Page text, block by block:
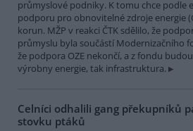
průmyslové podniky. K tomu chce podle
podporu pro obnovitelné zdroje energie
korun. MŽP v reakci ČTK sdělilo, že
průmyslu byla součástí Modernizačního
že podpora OZE nekončí, a z fondu
výrobny energie, tak infrastruktura.
Celníci odhalili gang překupníků
stovku ptáků